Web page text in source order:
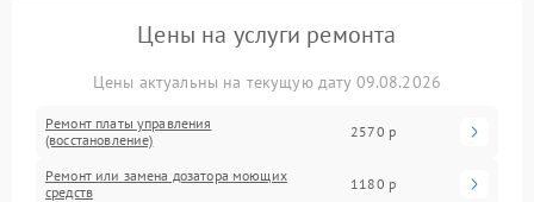
Цены на услуги ремонта
Цены актуальны на текущую дату 09.08.2026
Ремонт платы управления
(восстановление)
2570 р
Ремонт или замена дозатора моющих
средств
1180 р